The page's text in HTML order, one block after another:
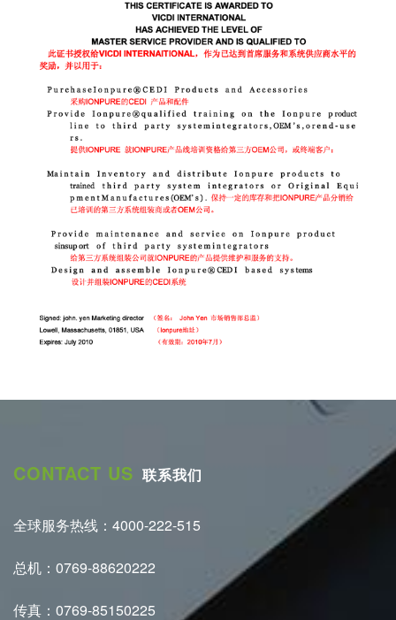
CONTACT US 联系我们
全球服务热线：4000-222-515
总机：0769-88620222
传真：0769-85150225